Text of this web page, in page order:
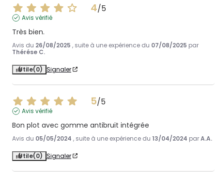
4/5
Avis vérifié
Très bien.
Avis du 26/08/2025 , suite à une expérience du 07/08/2025 par
Thérése C.
Utile(0) Signaler
5/5
Avis vérifié
Bon plot avec gomme antibruit intégrée
Avis du 05/05/2024 , suite à une expérience du 13/04/2024 parA.A.
Utile(0) Signaler